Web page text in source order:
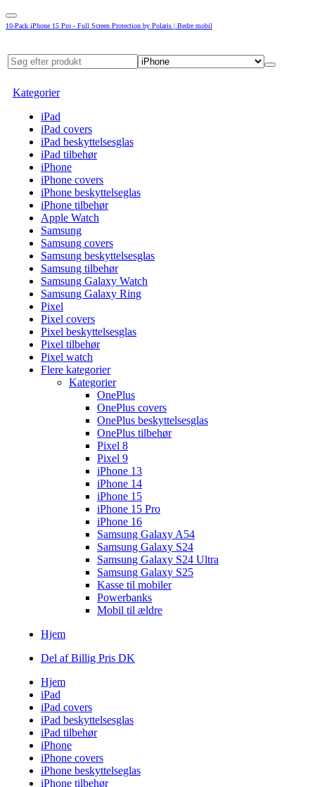
10-Pack iPhone 15 Pro - Full Screen Protection by Polaris | Bedre mobil
Kategorier
iPad
iPad covers
iPad beskyttelsesglas
iPad tilbehør
iPhone
iPhone covers
iPhone beskyttelseglas
iPhone tilbehør
Apple Watch
Samsung
Samsung covers
Samsung beskyttelsesglas
Samsung tilbehør
Samsung Galaxy Watch
Samsung Galaxy Ring
Pixel
Pixel covers
Pixel beskyttelsesglas
Pixel tilbehør
Pixel watch
Flere kategorier
Kategorier
OnePlus
OnePlus covers
OnePlus beskyttelsesglas
OnePlus tilbehør
Pixel 8
Pixel 9
iPhone 13
iPhone 14
iPhone 15
iPhone 15 Pro
iPhone 16
Samsung Galaxy A54
Samsung Galaxy S24
Samsung Galaxy S24 Ultra
Samsung Galaxy S25
Kasse til mobiler
Powerbanks
Mobil til ældre
Hjem
Del af Billig Pris DK
Hjem
iPad
iPad covers
iPad beskyttelsesglas
iPad tilbehør
iPhone
iPhone covers
iPhone beskyttelseglas
iPhone tilbehør